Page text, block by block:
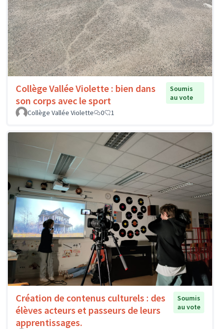
Collège Vallée Violette : bien dans
son corps avec le sport
Soumis
au vote
Collège Vallée Violette
0 1
Création de contenus culturels : des
élèves acteurs et passeurs de leurs
apprentissages.
Soumis
au vote